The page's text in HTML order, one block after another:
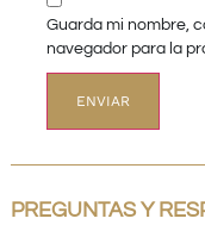
Guarda mi nombre,
navegador para la
PREGUNTAS Y